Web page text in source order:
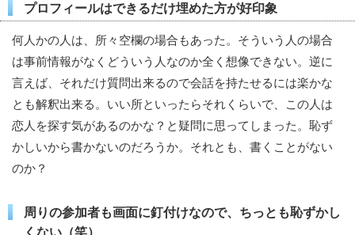
プロフィールはできるだけ埋めた方が好印象
何人かの人は、所々空欄の場合もあった。そういう人の場合
は事前情報がなくどういう人なのか全く想像できない。逆に
言えば、それだけ質問出来るので会話を持たせるには楽かな
とも解釈出来る。いい所といったらそれくらいで、この人は
恋人を探す気があるのかな？と疑問に思ってしまった。恥ず
かしいから書かないのだろうか。それとも、書くことがない
のか？
周りの参加者も画面に釘付けなので、ちっとも恥ずかし
くない（笑）